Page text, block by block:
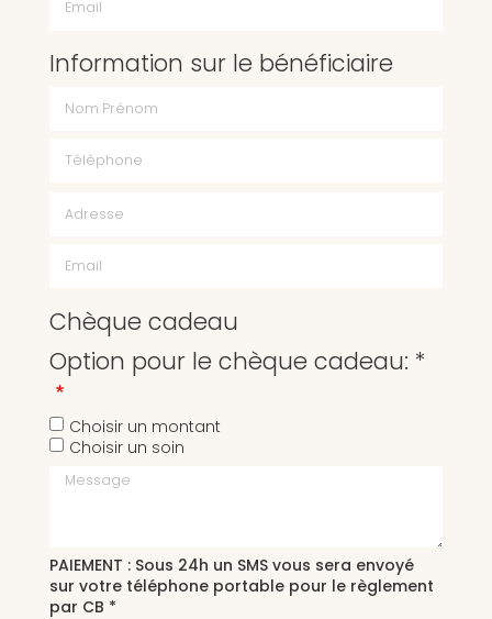
Information sur le bénéficiaire
Chèque cadeau
Option pour le chèque cadeau: *
Choisir un montant
Choisir un soin
Message
PAIEMENT : Sous 24h un SMS vous sera envoyé
sur votre téléphone portable pour le règlement
par CB *